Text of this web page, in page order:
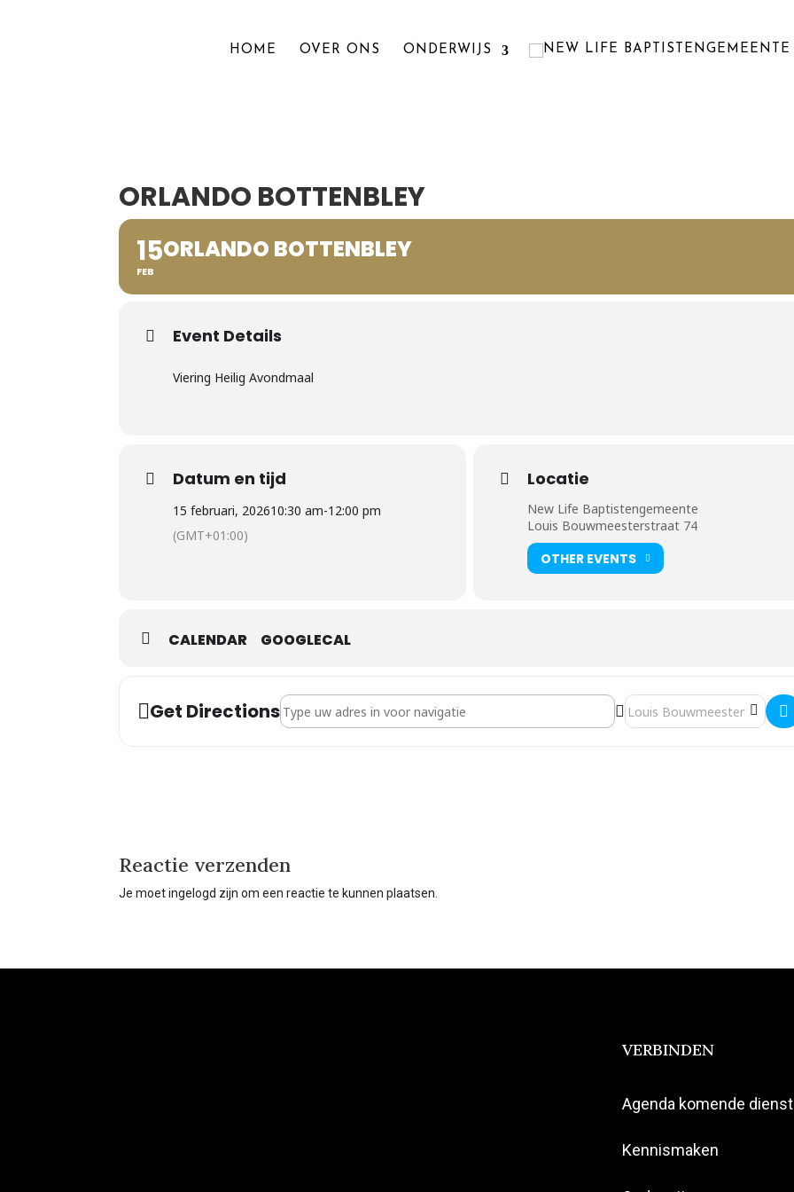
HOME OVER ONS ONDERWIJS
ORLANDO BOTTENBLEY
15
FEB
ORLANDO BOTTENBLEY
Event Details
Viering Heilig Avondmaal
Datum en tijd
15 februari, 202610:30 am-12:00 pm
(GMT+01:00)
Locatie
New Life Baptistengemeente
Louis Bouwmeesterstraat 74
OTHER EVENTS
CALENDAR GOOGLECAL
Get DirectionsAddress - Orlando Bottenbley [3dQkm00Vp] Destination Address -
Reactie verzenden
Je moet ingelogd zijn om een reactie te kunnen plaatsen.
VERBINDEN
Agenda komende
Kennismaken